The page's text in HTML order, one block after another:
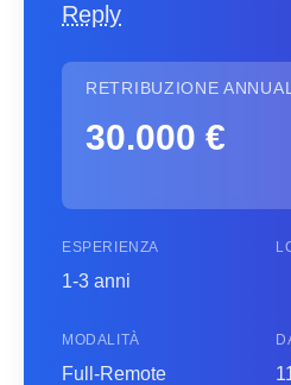
Reply
RETRIBUZIONE
30.000 €
ESPERIENZA
1-3 anni
MODALITÀ
Full-Remote